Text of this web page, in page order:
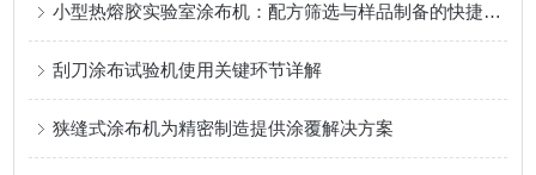
小型热熔胶实验室涂布机：配方筛选与样品制备的快捷工具
刮刀涂布试验机使用关键环节详解
狭缝式涂布机为精密制造提供涂覆解决方案